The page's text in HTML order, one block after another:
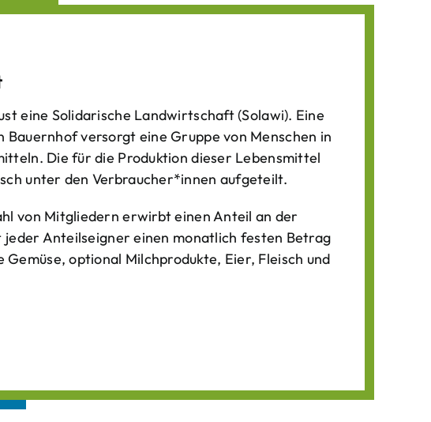
eine Solidarische Landwirtschaft (Solawi). Eine
versorgt eine Gruppe von Menschen in
Die für die Produktion dieser Lebens­mittel
unter den Verbraucher*­innen aufgeteilt.
von Mitgliedern erwirbt einen Anteil an der
Anteilseigner einen monatlich festen Betrag
optional Milchprodukte, Eier, Fleisch und